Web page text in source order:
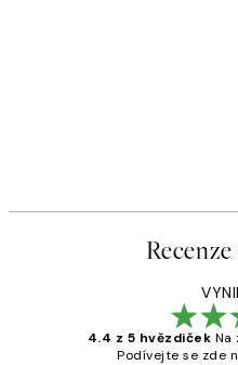
4.4 z 5 hvězdiček Na
Podívejte se zde